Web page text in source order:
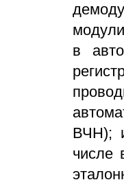
в
ВЧН);
числе